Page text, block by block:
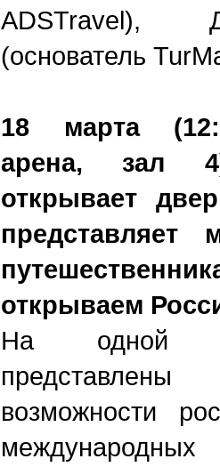
ADSTravel),
(основатель
18 марта
арена, зал
открывает
представляет
открываем
На одной
возможности